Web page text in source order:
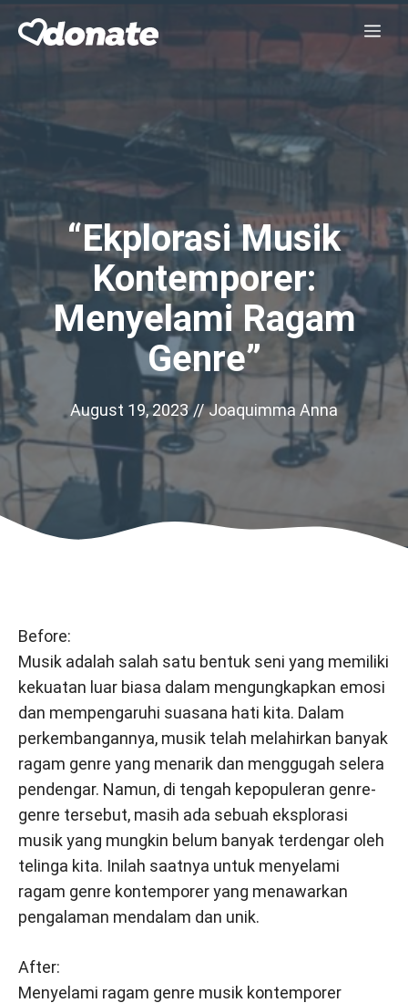
“Ekplorasi Musik
Kontemporer:
Menyelami Ragam
Genre”
August 19, 2023 // Joaquimma Anna
Before:
Musik adalah salah satu bentuk seni yang memiliki
kekuatan luar biasa dalam mengungkapkan emosi
dan mempengaruhi suasana hati kita. Dalam
perkembangannya, musik telah melahirkan banyak
ragam genre yang menarik dan menggugah selera
pendengar. Namun, di tengah kepopuleran genre-
genre tersebut, masih ada sebuah eksplorasi
musik yang mungkin belum banyak terdengar oleh
telinga kita. Inilah saatnya untuk menyelami
ragam genre kontemporer yang menawarkan
pengalaman mendalam dan unik.
After:
Menyelami ragam genre musik kontemporer